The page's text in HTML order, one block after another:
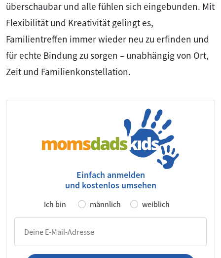
überschaubar und alle fühlen sich eingebunden. Mit
Flexibilität und Kreativität gelingt es,
Familientreffen immer wieder neu zu erfinden und
für echte Bindung zu sorgen – unabhängig von Ort,
Zeit und Familienkonstellation.
Einfach anmelden
und kostenlos umsehen
Ich bin männlich weiblich
Deine E-Mail-Adresse